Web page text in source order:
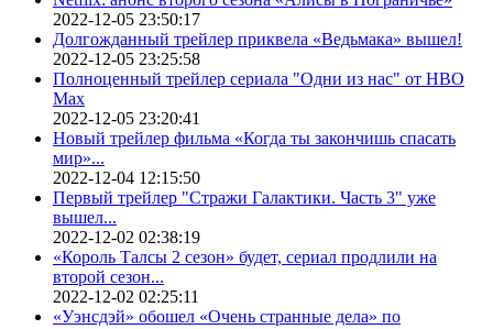
2022-12-05 23:50:17
Долгожданный трейлер приквела «Ведьмака» вышел!
2022-12-05 23:25:58
Полноценный трейлер сериала "Одни из нас" от HBO
Max
2022-12-05 23:20:41
Новый трейлер фильма «Когда ты закончишь спасать
мир»...
2022-12-04 12:15:50
Первый трейлер "Стражи Галактики. Часть 3" уже
вышел...
2022-12-02 02:38:19
«Король Талсы 2 сезон» будет, сериал продлили на
второй сезон...
2022-12-02 02:25:11
«Уэнсдэй» обошел «Очень странные дела» по